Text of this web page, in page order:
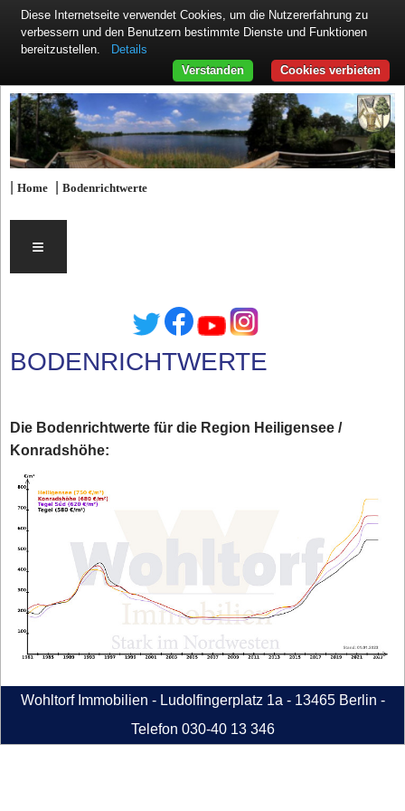
|Home |Bodenrichtwerte
≡
BODENRICHTWERTE
Die Bodenrichtwerte für die Region Heiligensee /
Konradshöhe:
Wohltorf Immobilien - Ludolfingerplatz 1a - 13465 Berlin -
Telefon 030-40 13 346
Diese Internetseite verwendet Cookies, um die Nutzererfahrung zu
verbessern und den Benutzern bestimmte Dienste und Funktionen
bereitzustellen.
Details
Cookies verbieten
Verstanden